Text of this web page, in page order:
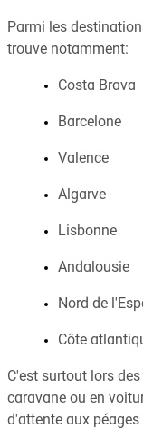
Parmi les
trouve notamment:
Costa Brava
Barcelone
Valence
Algarve
Lisbonne
Andalousie
Nord de
Côte
C'est surtout lors
caravane ou en
d'attente aux